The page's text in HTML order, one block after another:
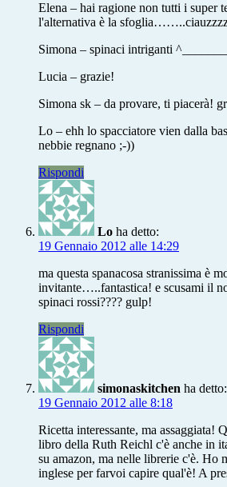
Elena – hai ragione non tutti i super
l'alternativa è la
Simona – spinaci intriganti
Lucia – grazie!
Simona sk – da provare, ti piacerà!
Lo – ehh lo spacciatore vien dalla
nebbie regnano ;-))
Rispondi
Lo ha detto:
19 Gennaio 2012 alle 14:29
ma questa spanacosa stranissima è
invitante…..fantastica! e scusami il
spinaci rossi???? gulp!
Rispondi
simonaskitchen ha detto:
19 Gennaio 2012 alle 8:18
Ricetta interessante, ma assaggiata!
libro della Ruth Reichl c'è anche in
su amazon, ma nelle librerie c'è. Ho
inglese per farvoi capire qual'è! A